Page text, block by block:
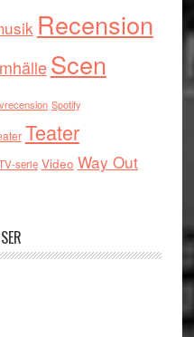
Recension
Scen
Spotify
Teater
serie Video Way Out